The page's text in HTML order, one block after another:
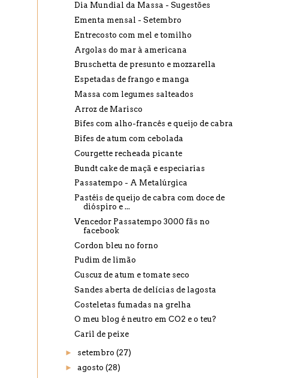
Dia Mundial da Massa - Sugestões
Ementa mensal - Setembro
Entrecosto com mel e tomilho
Argolas do mar à americana
Bruschetta de presunto e mozzarella
Espetadas de frango e manga
Massa com legumes salteados
Arroz de Marisco
Bifes com alho-francês e queijo de cabra
Bifes de atum com cebolada
Courgette recheada picante
Bundt cake de maçã e especiarias
Passatempo - A Metalúrgica
Pastéis de queijo de cabra com doce de
dióspiro e ...
Vencedor Passatempo 3000 fãs no
facebook
Cordon bleu no forno
Pudim de limão
Cuscuz de atum e tomate seco
Sandes aberta de delícias de lagosta
Costeletas fumadas na grelha
O meu blog é neutro em CO2 e o teu?
Caril de peixe
► setembro (27)
► agosto (28)